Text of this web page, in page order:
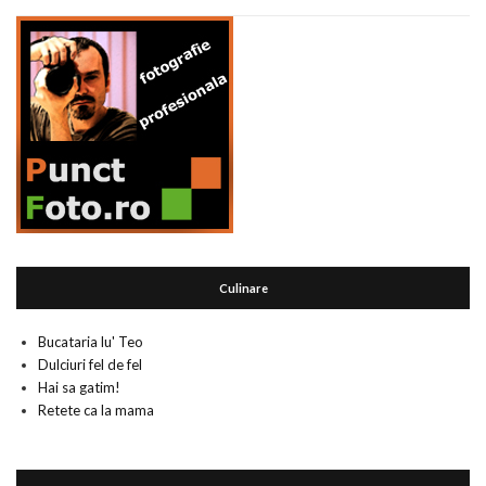
Culinare
Bucataria lu' Teo
Dulciuri fel de fel
Hai sa gatim!
Retete ca la mama